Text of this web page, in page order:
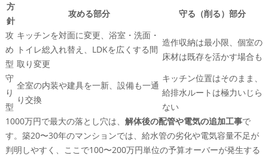
方
針
攻める部分
守る（削る）部分
攻
め
型
キッチンを対面に変更、浴室・洗面・
トイレ総入れ替え、LDKを広くする間
取り変更
造作収納は最小限、個室の
床材は既存を活かす場合も
守
り
型
全室の内装や建具を一新、設備も一通
り交換
キッチン位置はそのまま、
給排水ルートは極力いじら
ない
1000万円で最大の落とし穴は、 解体後の配管や電気の追加工事で
す。築20〜30年のマンションでは、給水管の劣化や電気容量不足が
判明しやすく、ここで100〜200万円単位の予算オーバーが発生する